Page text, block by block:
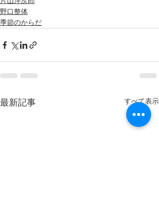
野口整体
季節のからだ
最新記事 すべて表示